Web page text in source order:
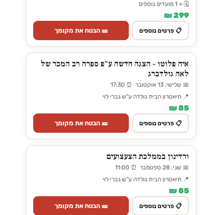
🗓️ + 1 מועדים נוספים
299 ₪
📋 פרטים נוספים 🎫 הבטח את מקומך
איה פלוטו - הצגה חדשה ע"פ ספרה רב המכר של
לאה גולדברג
📅 שלישי, 13 אוקטובר ⏰ 17:30
📍 תיאטרון הבית גולדה ע"ש גברי לוי
85 ₪
📋 פרטים נוספים 🎫 הבטח את מקומך
ורדינון בממלכת הצעצועים
📅 שני, 28 ספטמבר ⏰ 11:00
📍 תיאטרון הבית גולדה ע"ש גברי לוי
85 ₪
📋 פרטים נוספים 🎫 הבטח את מקומך